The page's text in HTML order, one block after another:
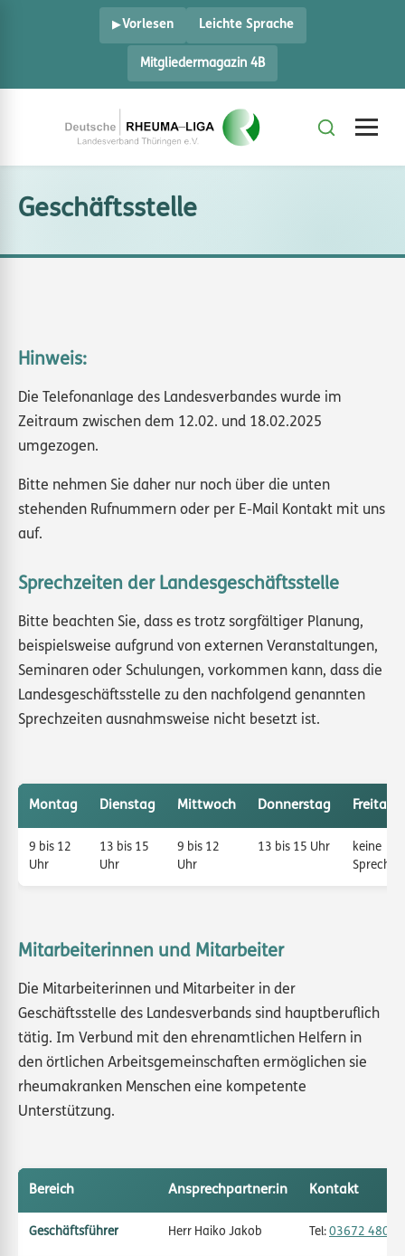
Vorlesen Leichte Sprache
Mitgliedermagazin 4B
Geschäftsstelle
Hinweis:
Die Telefonanlage des Landesverbandes wurde im
Zeitraum zwischen dem 12.02. und 18.02.2025
umgezogen.
Bitte nehmen Sie daher nur noch über die unten
stehenden Rufnummern oder per E-Mail Kontakt mit uns
auf.
Sprechzeiten der Landesgeschäftsstelle
Bitte beachten Sie, dass es trotz sorgfältiger Planung,
beispielsweise aufgrund von externen Veranstaltungen,
Seminaren oder Schulungen, vorkommen kann, dass die
Landesgeschäftsstelle zu den nachfolgend genannten
Sprechzeiten ausnahmsweise nicht besetzt ist.
Montag Dienstag Mittwoch Donnerstag Freitag
9 bis 12
Uhr
13 bis 15
Uhr
9 bis 12
Uhr
13 bis 15 Uhr
keine
Mitarbeiterinnen und Mitarbeiter
Die Mitarbeiterinnen und Mitarbeiter in der
Geschäftsstelle des Landesverbands sind hauptberuflich
tätig. Im Verbund mit den ehrenamtlichen Helfern in
den örtlichen Arbeitsgemeinschaften ermöglichen sie
rheumakranken Menschen eine kompetente
Unterstützung.
Bereich Ansprechpartner:in Kontakt
Geschäftsführer Herr Haiko Jakob Tel: 03672